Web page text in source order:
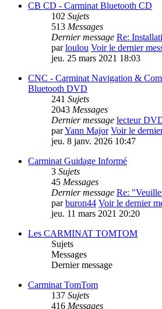
CB CD - Carminat Bluetooth CD
102 Sujets
513 Messages
Dernier message Re:
parloulou Voir le dernier
jeu. 25 mars 2021 18:03
CNC - Carminat Navigation &
Bluetooth DVD
241 Sujets
2043 Messages
Dernier message lecteur
parYann Major Voir le
jeu. 8 janv. 2026 10:47
Carminat Guidage Informé
3 Sujets
45 Messages
Dernier message Re:
parburon44 Voir le dernier
jeu. 11 mars 2021 20:20
Les CARMINAT TOMTOM
Sujets
Messages
Dernier message
Carminat TomTom
137 Sujets
416 Messages